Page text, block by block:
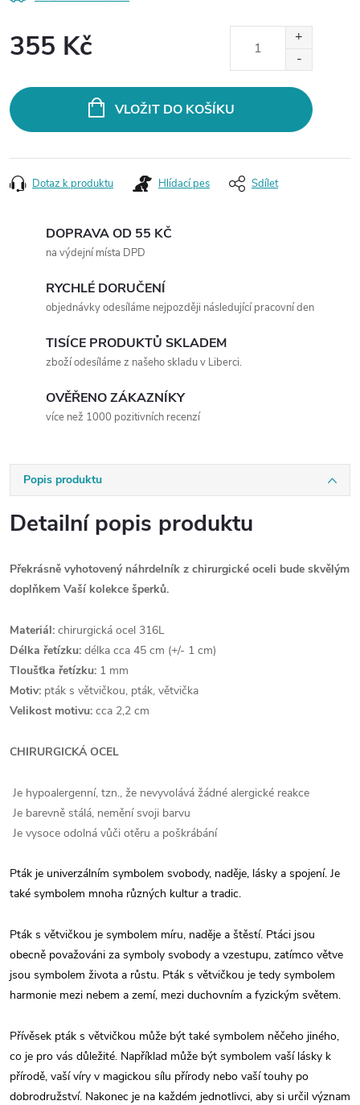
355 Kč
VLOŽIT DO KOŠÍKU
Dotaz k produktu Hlídací pes Sdílet
DOPRAVA OD 55 KČ
na výdejní místa DPD
RYCHLÉ DORUČENÍ
objednávky odesíláme nejpozději následující pracovní den
TISÍCE PRODUKTŮ SKLADEM
zboží odesíláme z našeho skladu v Liberci.
OVĚŘENO ZÁKAZNÍKY
více než 1000 pozitivních recenzí
Popis produktu
Detailní popis produktu
Překrásně vyhotovený náhrdelník z chirurgické oceli bude skvělým
doplňkem Vaší kolekce šperků.
Materiál: chirurgická ocel 316L
Délka řetízku: délka cca 45 cm (+/- 1 cm)
Tloušťka řetízku: 1 mm
Motiv: pták s větvičkou, pták, větvička
Velikost motivu: cca 2,2 cm
CHIRURGICKÁ OCEL
Je hypoalergenní, tzn., že nevyvolává žádné alergické reakce
Je barevně stálá, nemění svoji barvu
Je vysoce odolná vůči otěru a poškrábání
Pták je univerzálním symbolem svobody, naděje, lásky a spojení. Je
také symbolem mnoha různých kultur a tradic.
Pták s větvičkou je symbolem míru, naděje a štěstí. Ptáci jsou
obecně považováni za symboly svobody a vzestupu, zatímco větve
jsou symbolem života a růstu. Pták s větvičkou je tedy symbolem
harmonie mezi nebem a zemí, mezi duchovním a fyzickým světem.
Přívěsek pták s větvičkou může být také symbolem něčeho jiného,
co je pro vás důležité. Například může být symbolem vaší lásky k
přírodě, vaší víry v magickou sílu přírody nebo vaší touhy po
dobrodružství. Nakonec je na každém jednotlivci, aby si určil význam